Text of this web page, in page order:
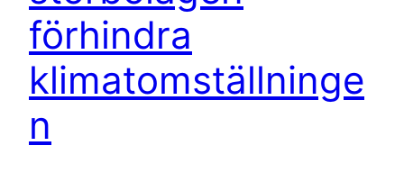
förhindra
klimatomställninge
n